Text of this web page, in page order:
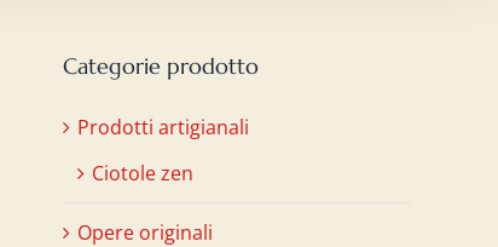
Categorie prodotto
Prodotti artigianali
Ciotole zen
Opere originali